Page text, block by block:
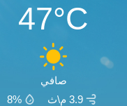
47°C
صافي
3.9 م\ث
8%